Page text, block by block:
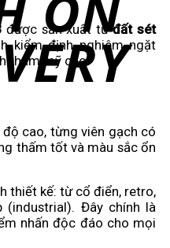
được sản xuất từđất sét
kiểm định nghiêm ngặt
thẩm mỹ cao.
cao, từng viên gạch có
thấm tốt và màu sắc ổn
thiết kế: từ cổ điển, retro,
(industrial). Đây chính là
nhấn độc đáo cho mọi